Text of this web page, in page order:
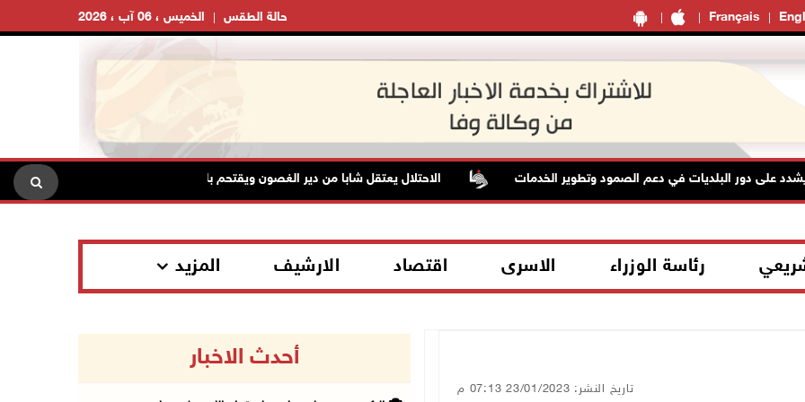
Français الخميس ، 06 آب ، 2026 حالة الطقس
دور البلديات في دعم الصمود وتطوير الخدمات الاحتلال يعتقل شابا من دير الغصون ويقتحم بلدات شمال طولكرم السلطات
رئاسة الوزراء الاسرى اقتصاد الارشيف المزيد
تاريخ النشر: 23/01/2023 07:13 م
أحدث الاخبار